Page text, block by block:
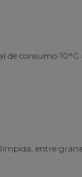
de consumo 10°C
entre